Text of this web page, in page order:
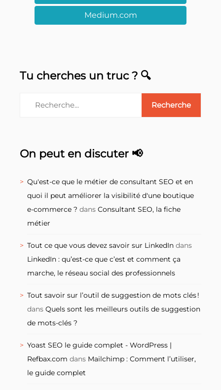
Medium.com
Tu cherches un truc ? 🔍
On peut en discuter 📢
Qu'est-ce que le métier de consultant SEO et en
quoi il peut améliorer la visibilité d'une boutique
e-commerce ? dans Consultant SEO, la fiche
métier
Tout ce que vous devez savoir sur LinkedIn dans
LinkedIn : qu’est-ce que c’est et comment ça
marche, le réseau social des professionnels
Tout savoir sur l’outil de suggestion de mots clés !
dans Quels sont les meilleurs outils de suggestion
de mots-clés ?
Yoast SEO le guide complet - WordPress |
Refbax.com dans Mailchimp : Comment l’utiliser,
le guide complet